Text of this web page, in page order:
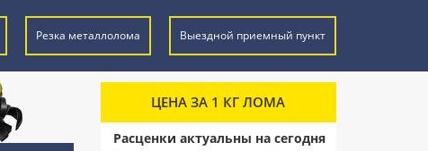
Резка металлолома Выездной приемный пункт
ЦЕНА ЗА 1 КГ ЛОМА
Расценки актуальны на сегодня